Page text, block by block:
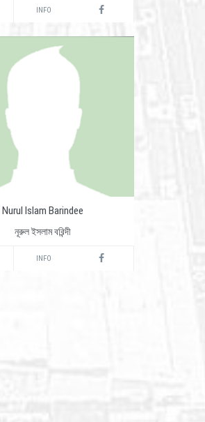
INFO
Nurul Islam Barindee
নূরুল ইসলাম বরিন্দী
INFO